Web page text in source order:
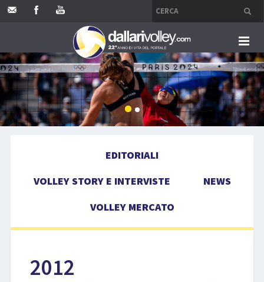
HOME
EDITORIALI
VOLLEY MERCATO
COMPETIZIONI
EDITORIALI
VOLLEY STORY E INTERVISTE
NEWS
VOLLEY MERCATO
2012